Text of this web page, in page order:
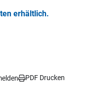
erhältlich.
PDF Drucken